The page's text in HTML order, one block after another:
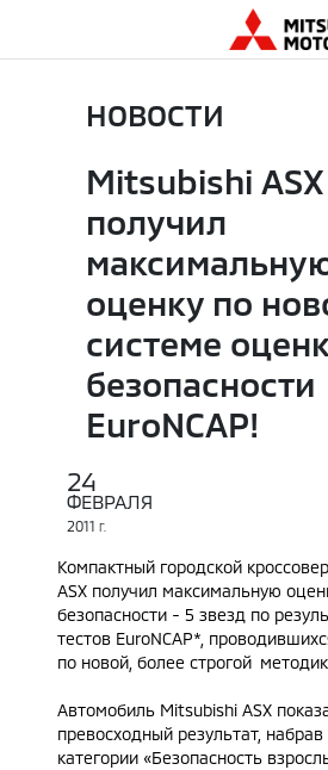
НОВОСТИ
Mitsubishi ASX
получил
оценку по
системе
безопасности
EuroNCAP!
24
ФЕВРАЛЯ
2011 Г.
Компактный городской
ASX получил максимальную
безопасности - 5 звезд по
тестов EuroNCAP*,
по новой, более строгой
Автомобиль Mitsubishi ASX
превосходный результат, набрав
категории «Безопасность